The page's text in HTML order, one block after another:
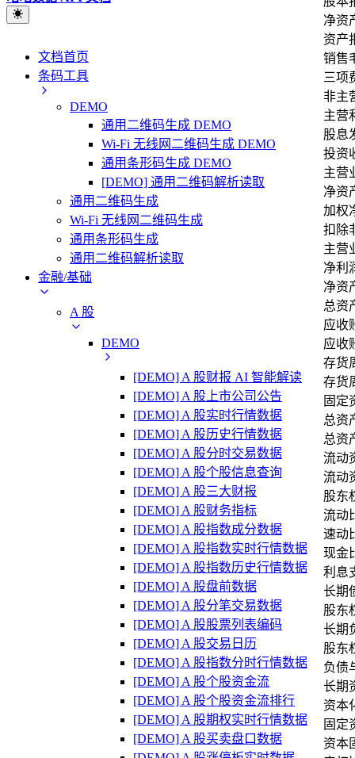
文档首页
条码工具
DEMO
通用二维码生成 DEMO
Wi-Fi 无线网二维码生成 DEMO
通用条形码生成 DEMO
[DEMO] 通用二维码解析读取
通用二维码生成
Wi-Fi 无线网二维码生成
通用条形码生成
通用二维码解析读取
金融/基础
A 股
DEMO
[DEMO] A 股财报 AI 智能解读
[DEMO] A 股上市公司公告
[DEMO] A 股实时行情数据
[DEMO] A 股历史行情数据
[DEMO] A 股分时交易数据
[DEMO] A 股个股信息查询
[DEMO] A 股三大财报
[DEMO] A 股财务指标
[DEMO] A 股指数成分数据
[DEMO] A 股指数实时行情数据
[DEMO] A 股指数历史行情数据
[DEMO] A 股盘前数据
[DEMO] A 股分笔交易数据
[DEMO] A 股股票列表编码
[DEMO] A 股交易日历
[DEMO] A 股指数分时行情数据
[DEMO] A 股个股资金流
[DEMO] A 股个股资金流排行
[DEMO] A 股期权实时行情数据
[DEMO] A 股买卖盘口数据
净资
资产
销售
三项
非主
主营
股息
投资
主营
净资
加权
扣除
主营
净利
净资
总资
应收
应收
存货
存货
固定
总资
总资
流动
流动
股东
流动
速动
现金
利息
长期
股东
长期
股东
负债
长期
资本
固定
资本